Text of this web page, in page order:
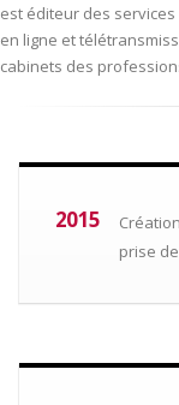
est éditeur des
en ligne et
cabinets des
2015
prise